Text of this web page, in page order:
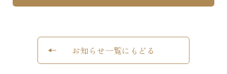
お知らせ一覧にもどる